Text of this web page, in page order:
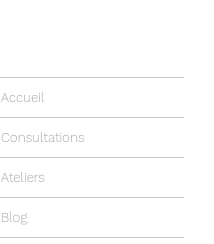
Accueil
Consultations
Ateliers
Blog